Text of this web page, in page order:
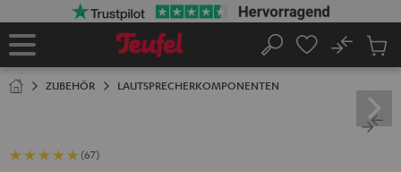
Startseite
Suche
No
ZUBEHÖR LAUTSPRECHERKOMPONENTEN
(67)